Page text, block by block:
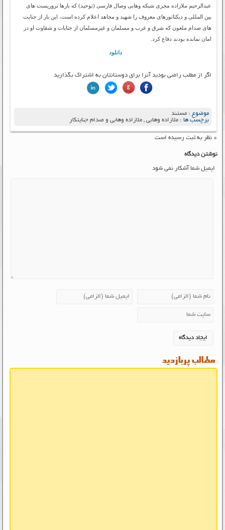
عبدالرحیم ملازاده مجری شبکه وهابی وصال فارسی (توحید) که بارها تروریست های
بین المللی و دیکتاتورهای معروف را شهید و مجاهد اعلام کرده است، این بار از جنایت
های صدام ملعون که شرق و غرب و مسلمان و غیرمسلمان از جنایات و شقاوت او در
امان نمانده بودند دفاع کرد.
دانلود
اگر از مطلب راضی بودید آنرا برای دوستانتان به اشتراک بگذارید
موضوع :مستند
برچسب ها :ملازاده وهابی ,ملازاده وهابی و صدام جنایتکار
۰ نظر به ثبت رسیده است
نوشتن دیدگاه
ایمیل شما آشکار نمی شود
مطالب پربازدید